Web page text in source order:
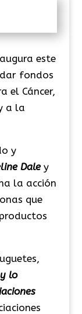
este
fondos
el Cáncer,
a la
y
Daley
la acción
que
y lo